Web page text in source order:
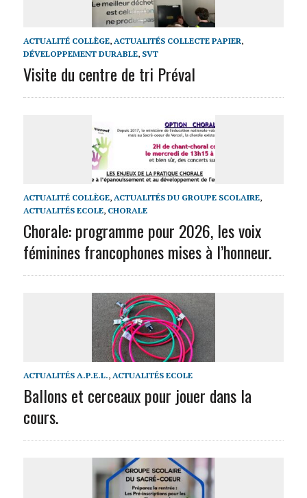
ACTUALITÉ COLLÈGE, ACTUALITÉS COLLECTE PAPIER,
DÉVELOPPEMENT DURABLE, SVT
Visite du centre de tri Préval
ACTUALITÉ COLLÈGE, ACTUALITÉS DU GROUPE SCOLAIRE,
ACTUALITÉS ECOLE, CHORALE
Chorale: programme pour 2026, les voix
féminines francophones mises à l’honneur.
ACTUALITÉS A.P.E.L., ACTUALITÉS ECOLE
Ballons et cerceaux pour jouer dans la
cours.